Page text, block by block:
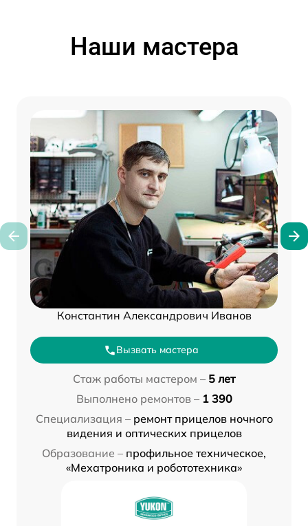
Наши мастера
Константин Александрович Иванов
Вызвать мастера
Стаж работы мастером – 5 лет
Выполнено ремонтов – 1 390
Специализация – ремонт прицелов ночного
видения и оптических прицелов
Образование – профильное техническое,
«Мехатроника и робототехника»